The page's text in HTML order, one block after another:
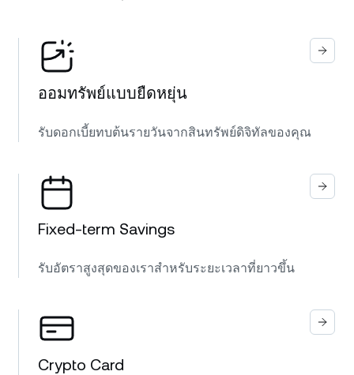
ออมทรัพย์แบบยืดหยุ่น
รับดอกเบี้ยทบต้นรายวันจากสินทรัพย์ดิจิทัลของคุณ
Fixed-term Savings
รับอัตราสูงสุดของเราสำหรับระยะเวลาที่ยาวขึ้น
Crypto Card